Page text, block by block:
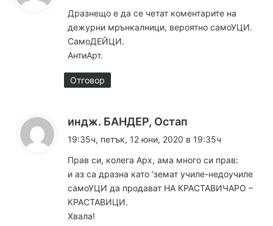
а
Дразнещо е да се четат коментарите на
дежурни мрънкалници, вероятно самоУЦИ.
СамоДЕЙЦИ.
АнтиАрт.
Отговор
индж. БАНДЕР, Остап
а
:
19:35ч, петък, 12 юни, 2020 в 19:35ч
Прав си, колега Арх, ама много си прав:
и аз са дразна като ‘земат училе-недоучиле
самоУЦИ да продават НА КРАСТАВИЧАРО –
КРАСТАВИЦИ.
Хвала!